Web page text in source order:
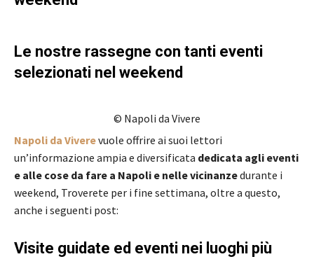
Le nostre rassegne con tanti eventi
selezionati nel weekend
© Napoli da Vivere
Napoli da Viverevuole offrire ai suoi lettori
un’informazione ampia e diversificata dedicata agli eventi
e alle cose da fare a Napoli e nelle vicinanzedurante i
weekend, Troverete per i fine settimana, oltre a questo,
anche i seguenti post:
Visite guidate ed eventi nei luoghi più